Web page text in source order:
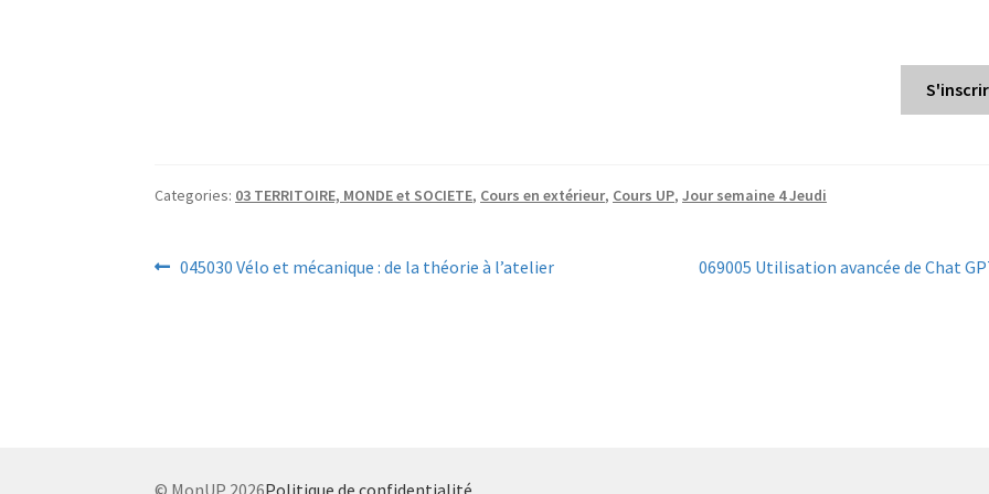
Categories: 03 TERRITOIRE, MONDE et SOCIETE, Cours en extérieur, Cours UP,Jour semaine 4 Jeudi
Navigation
Previous
045030 Vélo et mécanique : de la théorie à l’atelier
Next
069005 Utilisation avancée de Chat